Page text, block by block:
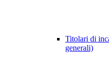
Titolari di
generali)